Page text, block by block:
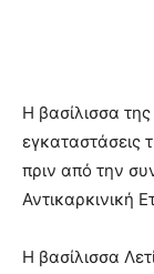
Η βασίλισσα της
εγκαταστάσεις
πριν από την
Αντικαρκινική
Η βασίλισσα